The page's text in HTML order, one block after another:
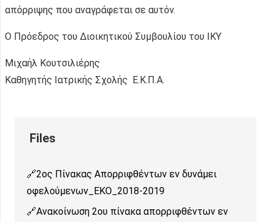
απόρριψης που αναγράφεται σε αυτόν.
Ο Πρόεδρος του Διοικητικού Συμβουλίου του ΙΚΥ
Μιχαήλ Κουτσιλιέρης
Καθηγητής Ιατρικής Σχολής Ε.Κ.Π.Α.
2ος Πίνακας Απορριφθέντων εν δυνάμει
οφελούμενων_ΕΚΟ_2018-2019
Ανακοίνωση 2ου πίνακα απορριφθέντων εν